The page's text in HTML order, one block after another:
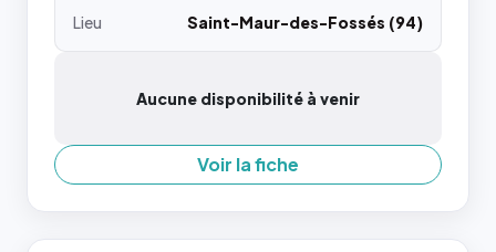
Lieu
Saint-Maur-des-Fossés (94)
Aucune disponibilité à venir
Voir la fiche